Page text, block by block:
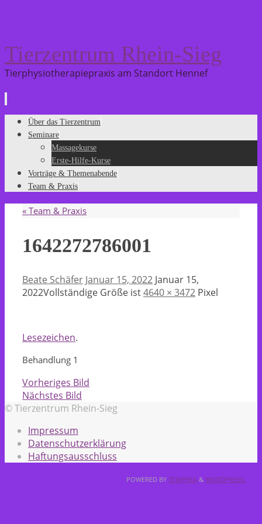
Tierzentrum Rhein-Sieg
Tierphysiotherapiepraxis am Standort Hennef
Zum
Inhalt
springen
Über das Tierzentrum
Seminare
Massagekurse
Erste-Hilfe-Kurse
Vorträge & Themenabende
Team & Praxis
« Team & Praxis
1642272786001
Beate Schäfer Januar 15, 2022 Januar 15,
2022Vollständige Größe ist4640 × 3472 Pixel
Lesezeichen.
Behandlung 1
Vorheriges Bild
Nächstes Bild
© Tierzentrum Rhein-Sieg
Impressum
Datenschutzerklärung
Haftungsausschluss
POWERED BY TEMPERA & WORDPRESS.